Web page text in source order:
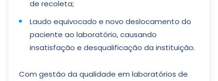
de recoleta;
Laudo equivocado e novo deslocamento do
paciente ao laboratório, causando
insatisfação e desqualificação da instituição.
Com gestão da qualidade em laboratórios de